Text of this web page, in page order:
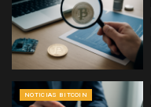
NOTICIAS BITCOIN